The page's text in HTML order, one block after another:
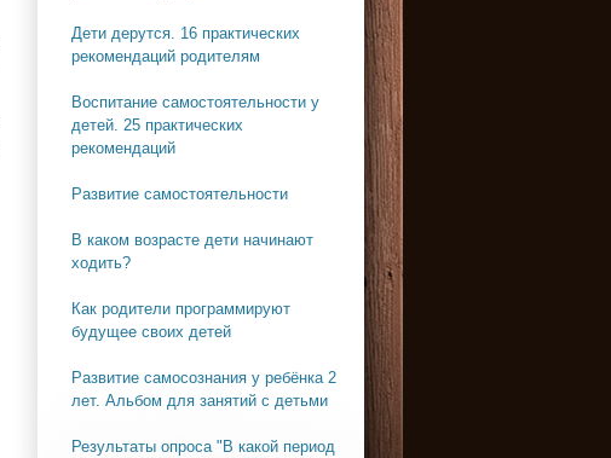
Дети дерутся. 16 практических
рекомендаций родителям
Воспитание самостоятельности у
детей. 25 практических
рекомендаций
Развитие самостоятельности
В каком возрасте дети начинают
ходить?
Как родители программируют
будущее своих детей
Развитие самосознания у ребёнка 2
лет. Альбом для занятий с детьми
Результаты опроса "В какой период